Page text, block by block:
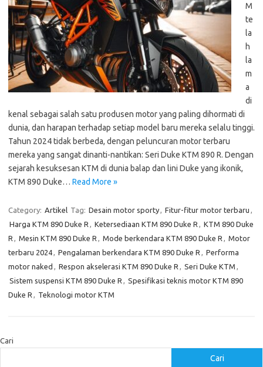
M
te
la
h
la
m
a
di
kenal sebagai salah satu produsen motor yang paling dihormati di
dunia, dan harapan terhadap setiap model baru mereka selalu tinggi.
Tahun 2024 tidak berbeda, dengan peluncuran motor terbaru
mereka yang sangat dinanti-nantikan: Seri Duke KTM 890 R. Dengan
sejarah kesuksesan KTM di dunia balap dan lini Duke yang ikonik,
KTM 890 Duke… Read More »
Category: Artikel Tag: Desain motor sporty, Fitur-fitur motor terbaru ,
Harga KTM 890 Duke R , Ketersediaan KTM 890 Duke R , KTM 890 Duke
R , Mesin KTM 890 Duke R , Mode berkendara KTM 890 Duke R , Motor
terbaru 2024, Pengalaman berkendara KTM 890 Duke R , Performa
motor naked , Respon akselerasi KTM 890 Duke R , Seri Duke KTM ,
Sistem suspensi KTM 890 Duke R , Spesifikasi teknis motor KTM 890
Duke R , Teknologi motor KTM
Cari
Cari